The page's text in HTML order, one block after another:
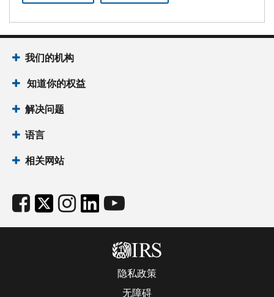
我们的机构
知道你的权益
解决问题
语言
相关网站
隐私政策
无障碍